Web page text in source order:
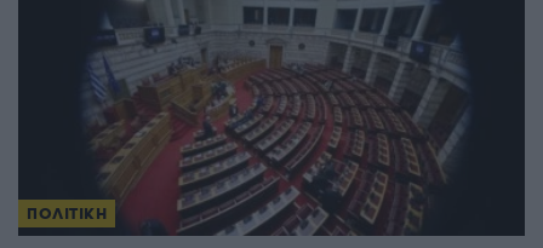
ΠΟΛΙΤΙΚΗ